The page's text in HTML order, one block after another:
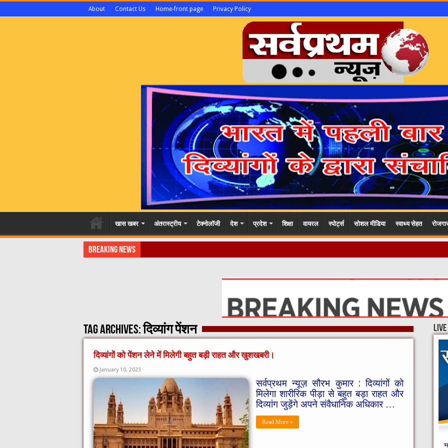
About Contact Us Home-front page Privacy Policy
खास खबर अंतरास्ट्रीय टेक्नोलॉजी देश प्रदेश शिक्षा वायरल स्पोर्ट्स सोशल मीडिया स्वाथ्य सेहत
Breaking News
Tag Archives:दिव्यांग पेंशन
दिव्यांगों को पेंशन लेने में मिलेगी बहुत बड़ी राहत और खुशखबरी।
January 10, 2023
सर्वप्रथम न्यूज़ सौरभ कुमार : दिव्यांगों को
मिलेगा शारीरिक पीड़ा से बहुत बड़ा राहत और
दिव्यांग जुड़ेंगे अपने संवैधानिक अधिकार …
Read More »